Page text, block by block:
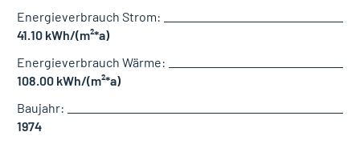
Energieverbrauch Strom:
41.10 kWh/(m²*a)
Energieverbrauch Wärme:
108.00 kWh/(m²*a)
Baujahr:
1974